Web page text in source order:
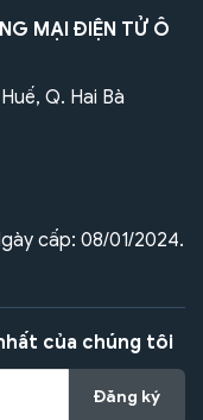
MẠI ĐIỆN TỬ Ô
Q. Hai Bà
cấp: 08/01/2024.
của chúng tôi
Đăng ký